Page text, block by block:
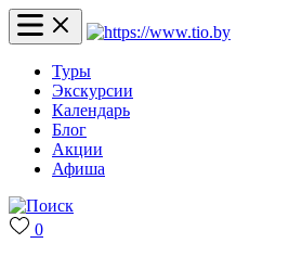
Туры
Экскурсии
Календарь
Блог
Акции
Афиша
0